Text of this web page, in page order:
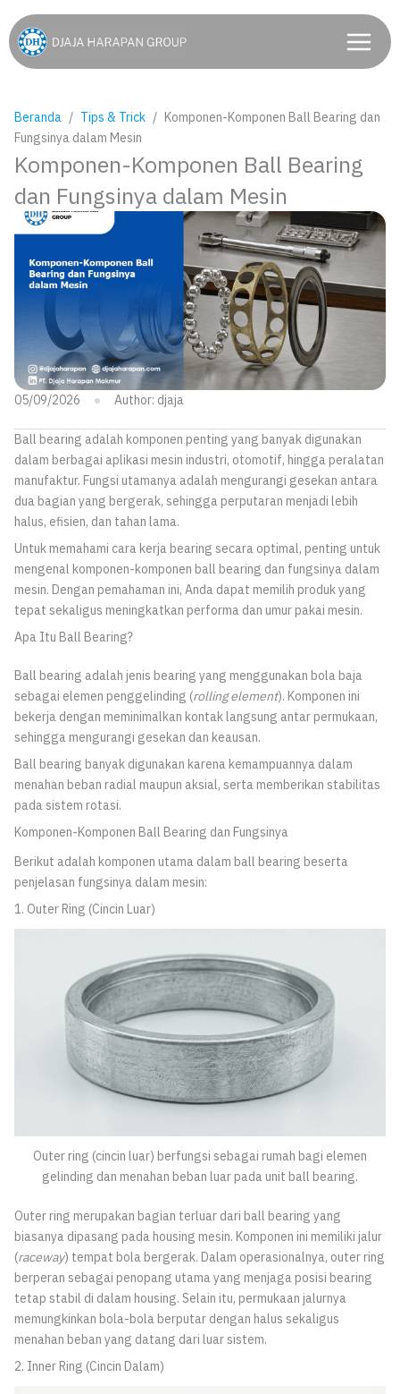
ke
konten
Beranda Tips & Trick
Komponen-Komponen Ball Bearing dan
Fungsinya dalam Mesin
Komponen-Komponen Ball Bearing
dan Fungsinya dalam Mesin
05/09/2026 Author: djaja
Ball bearing adalah komponen penting yang banyak digunakan
dalam berbagai aplikasi mesin industri, otomotif, hingga peralatan
manufaktur. Fungsi utamanya adalah mengurangi gesekan antara
dua bagian yang bergerak, sehingga perputaran menjadi lebih
halus, efisien, dan tahan lama.
Untuk memahami cara kerja bearing secara optimal, penting untuk
mengenal komponen-komponen ball bearing dan fungsinya dalam
mesin. Dengan pemahaman ini, Anda dapat memilih produk yang
tepat sekaligus meningkatkan performa dan umur pakai mesin.
Apa Itu Ball Bearing?
Ball bearing adalah jenis bearing yang menggunakan bola baja
sebagai elemen penggelinding (rolling element). Komponen ini
bekerja dengan meminimalkan kontak langsung antar permukaan,
sehingga mengurangi gesekan dan keausan.
Ball bearing banyak digunakan karena kemampuannya dalam
menahan beban radial maupun aksial, serta memberikan stabilitas
pada sistem rotasi.
Komponen-Komponen Ball Bearing dan Fungsinya
Berikut adalah komponen utama dalam ball bearing beserta
penjelasan fungsinya dalam mesin:
1. Outer Ring (Cincin Luar)
Outer ring (cincin luar) berfungsi sebagai rumah bagi elemen
gelinding dan menahan beban luar pada unit ball bearing.
Outer ring merupakan bagian terluar dari ball bearing yang
biasanya dipasang pada housing mesin. Komponen ini memiliki jalur
(raceway) tempat bola bergerak. Dalam operasionalnya, outer ring
berperan sebagai penopang utama yang menjaga posisi bearing
tetap stabil di dalam housing. Selain itu, permukaan jalurnya
memungkinkan bola-bola berputar dengan halus sekaligus
menahan beban yang datang dari luar sistem.
2. Inner Ring (Cincin Dalam)